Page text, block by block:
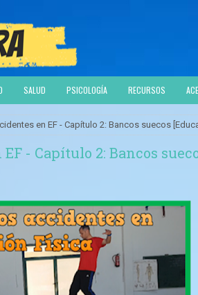
SALUD PSICOLOGÍA RECURSOS
en EF - Capítulo 2: Bancos suecos
- Capítulo 2: Bancos